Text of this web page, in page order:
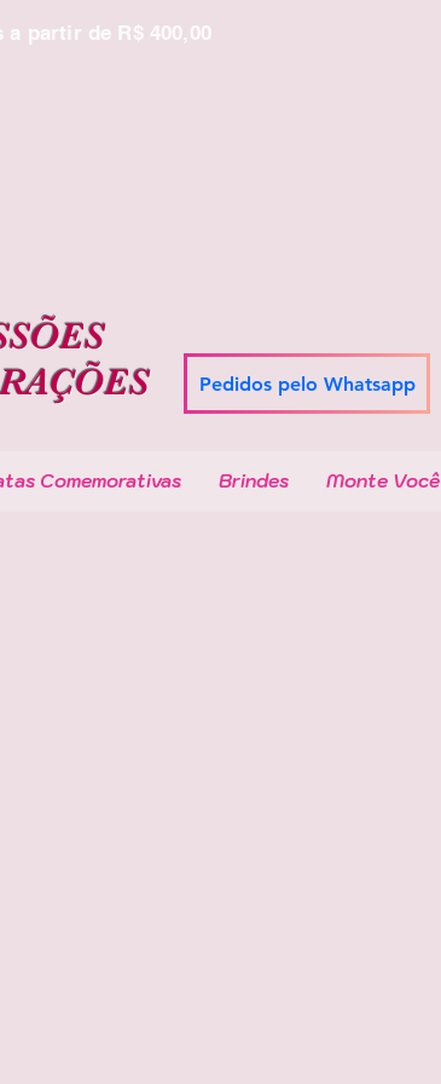
partir de R$ 400,00
Pedidos pelo Whatsapp
Comemorativas Brindes Monte Você